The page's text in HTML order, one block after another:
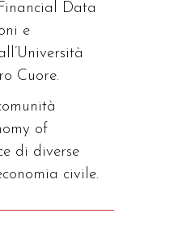
Data
e
Cuore.
of
di diverse
civile.